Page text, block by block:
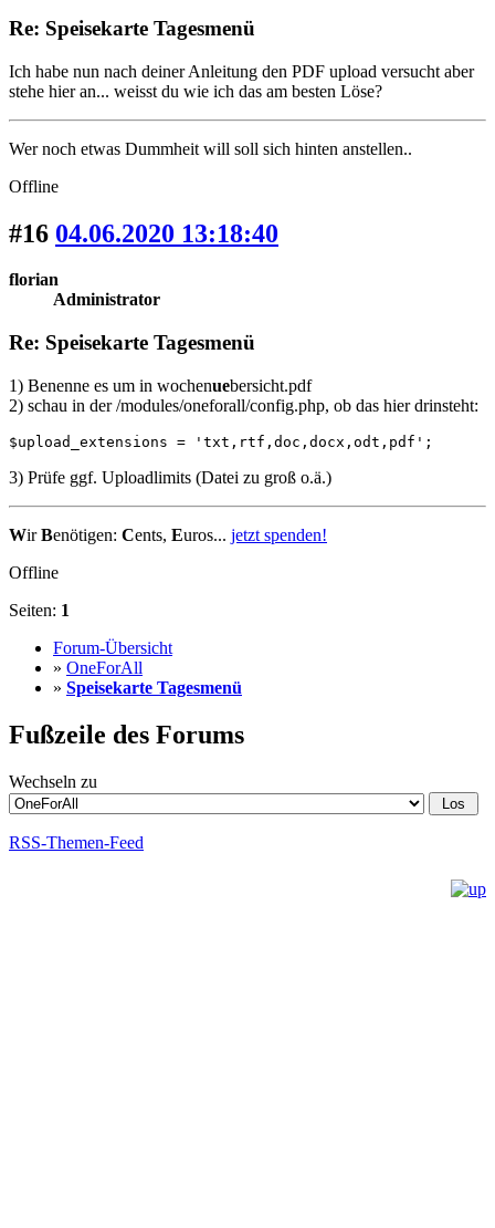
Re: Speisekarte Tagesmenü
Ich habe nun nach deiner Anleitung den PDF upload versucht aber
stehe hier an... weisst du wie ich das am besten Löse?
Wer noch etwas Dummheit will soll sich hinten anstellen..
Offline
#16 04.06.2020 13:18:40
florian
Administrator
Re: Speisekarte Tagesmenü
1) Benenne es um in wochenuebersicht.pdf
2) schau in der /modules/oneforall/config.php, ob das hier drinsteht:
$upload_extensions = 'txt,rtf,doc,docx,odt,pdf';
3) Prüfe ggf. Uploadlimits (Datei zu groß o.ä.)
WirBenötigen: Cents, Euros... jetzt spenden!
Offline
Seiten: 1
Forum-Übersicht
» OneForAll
» Speisekarte Tagesmenü
Fußzeile des Forums
Wechseln zu
RSS-Themen-Feed